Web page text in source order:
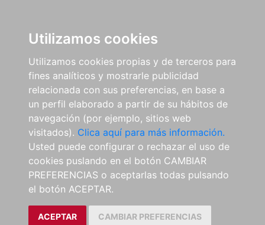
Utilizamos cookies
Utilizamos cookies propias y de terceros para
fines analíticos y mostrarle publicidad
relacionada con sus preferencias, en base a
un perfil elaborado a partir de su hábitos de
navegación (por ejemplo, sitios web
visitados). Clica aquí para más información.
Usted puede configurar o rechazar el uso de
cookies puslando en el botón CAMBIAR
PREFERENCIAS o aceptarlas todas pulsando
el botón ACEPTAR.
ACEPTAR CAMBIAR PREFERENCIAS